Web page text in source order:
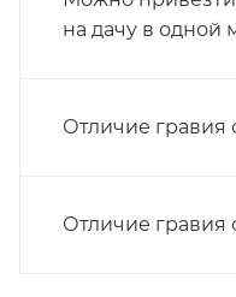
на дачу в одной
Отличие гравия
Отличие гравия